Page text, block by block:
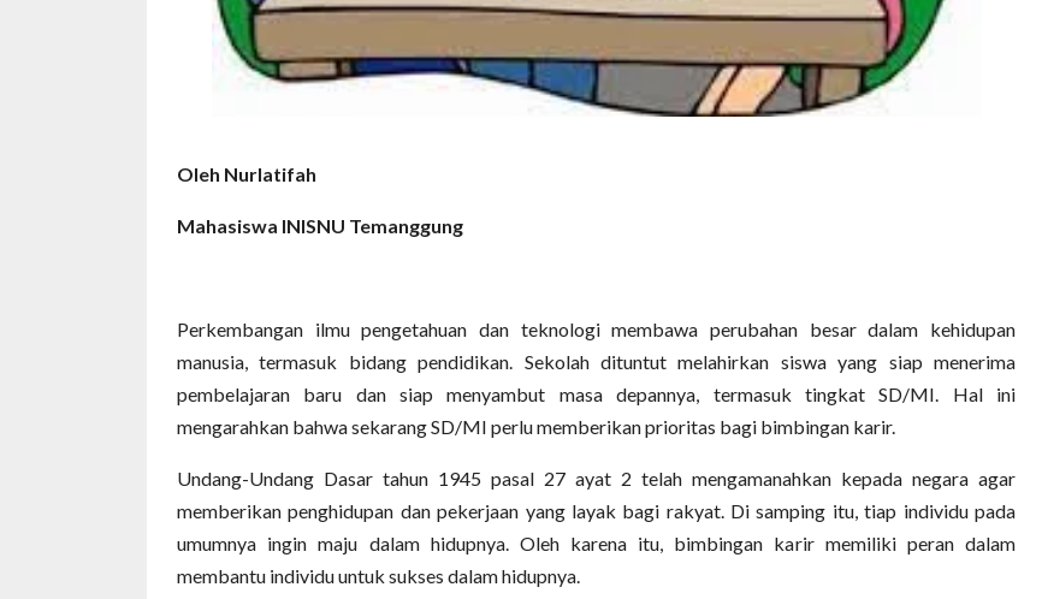
Oleh Nurlatifah
Mahasiswa INISNU Temanggung
Perkembangan ilmu pengetahuan dan teknologi membawa perubahan besar dalam kehidupan
manusia, termasuk bidang pendidikan. Sekolah dituntut melahirkan siswa yang siap menerima
pembelajaran baru dan siap menyambut masa depannya, termasuk tingkat SD/MI. Hal ini
mengarahkan bahwa sekarang SD/MI perlu memberikan prioritas bagi bimbingan karir.
Undang-Undang Dasar tahun 1945 pasal 27 ayat 2 telah mengamanahkan kepada negara agar
memberikan penghidupan dan pekerjaan yang layak bagi rakyat. Di samping itu, tiap individu pada
umumnya ingin maju dalam hidupnya. Oleh karena itu, bimbingan karir memiliki peran dalam
membantu individu untuk sukses dalam hidupnya.